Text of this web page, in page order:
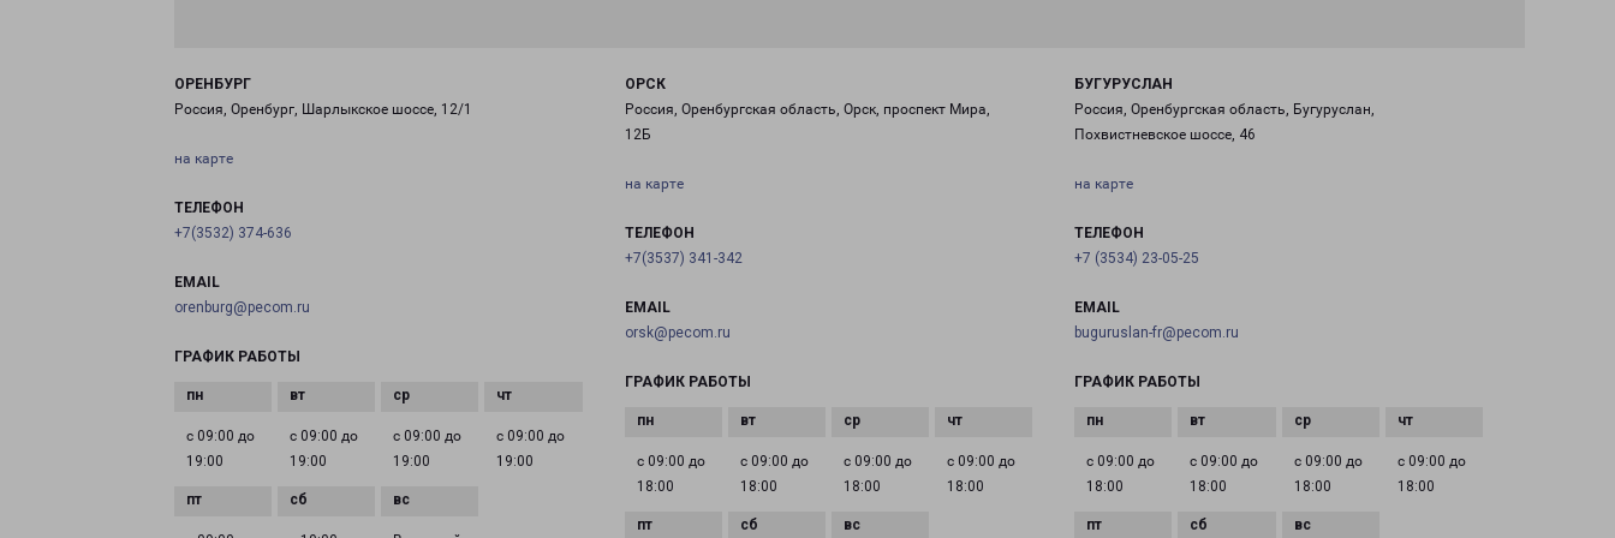
ОРЕНБУРГ
Россия, Оренбург, Шарлыкское шоссе, 12/1
на карте
ТЕЛЕФОН
+7(3532) 374-636
EMAIL
orenburg@pecom.ru
ГРАФИК РАБОТЫ
с 09:00 до
19:00
с 09:00 до
19:00
с 09:00 до
19:00
с 09:00 до
19:00
ОРСК
Россия, Оренбургская область, Орск, проспект Мира,
12Б
на карте
ТЕЛЕФОН
+7(3537) 341-342
EMAIL
orsk@pecom.ru
ГРАФИК РАБОТЫ
с 09:00 до
18:00
с 09:00 до
18:00
с 09:00 до
18:00
с 09:00 до
18:00
БУГУРУСЛАН
Россия, Оренбургская область, Бугуруслан,
Похвистневское шоссе, 46
на карте
ТЕЛЕФОН
+7 (3534) 23-05-25
EMAIL
buguruslan-fr@pecom.ru
ГРАФИК РАБОТЫ
с 09:00 до
18:00
с 09:00 до
18:00
с 09:00 до
18:00
с 09:00 до
18:00